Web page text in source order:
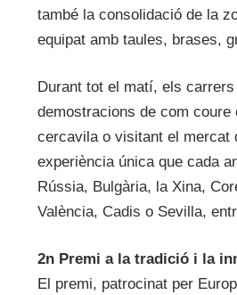
també la consolidació de la
equipat amb taules, brases,
Durant tot el matí, els
demostracions de com
cercavila o visitant el mercat
experiència única que cada
Rússia, Bulgària, la Xina,
València, Cadis o Sevilla,
2n Premi a la tradició i la
El premi, patrocinat per